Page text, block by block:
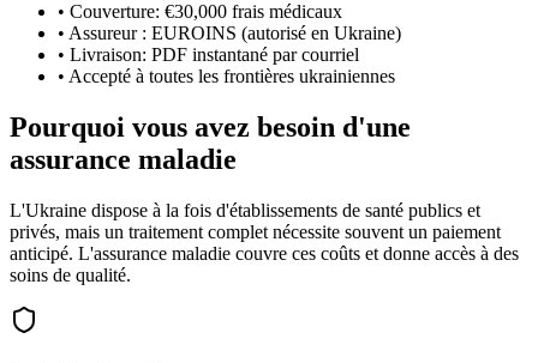
• Couverture: €30,000 frais médicaux
• Assureur : EUROINS (autorisé en Ukraine)
• Livraison: PDF instantané par courriel
• Accepté à toutes les frontières ukrainiennes
Pourquoi vous avez besoin d'une
assurance maladie
L'Ukraine dispose à la fois d'établissements de santé publics et
privés, mais un traitement complet nécessite souvent un paiement
anticipé. L'assurance maladie couvre ces coûts et donne accès à des
soins de qualité.